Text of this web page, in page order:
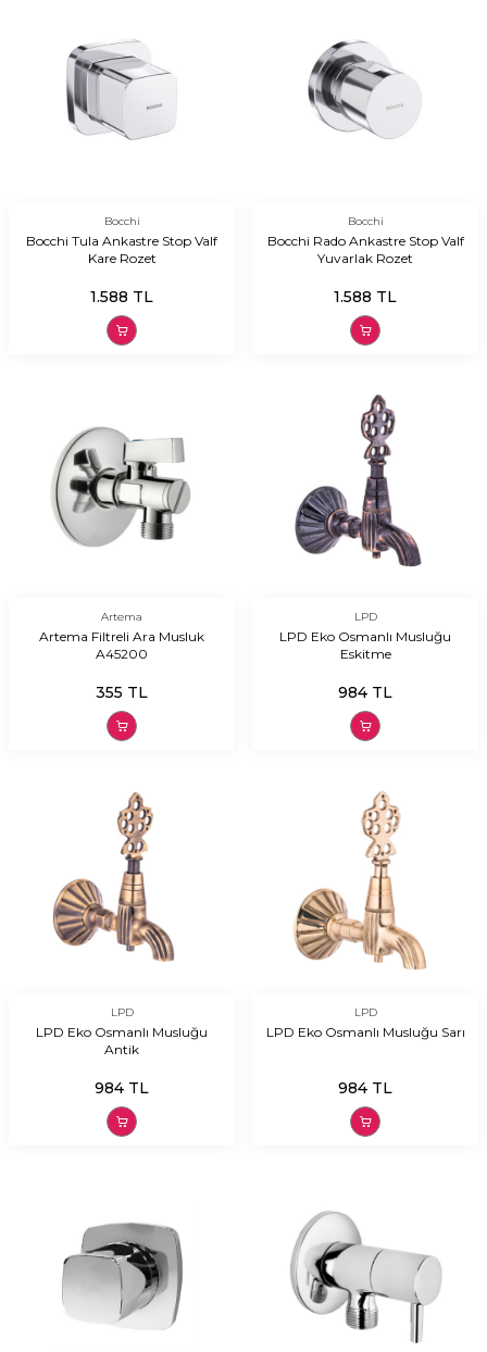
Bocchi
Bocchi Tula Ankastre Stop Valf
Kare Rozet
1.588 TL
Bocchi
Bocchi Rado Ankastre Stop Valf
Yuvarlak Rozet
1.588 TL
Artema
Artema Filtreli Ara Musluk
A45200
355 TL
LPD
LPD Eko Osmanlı Musluğu
Eskitme
984 TL
LPD
LPD Eko Osmanlı Musluğu
Antik
984 TL
LPD
LPD Eko Osmanlı Musluğu Sarı
984 TL